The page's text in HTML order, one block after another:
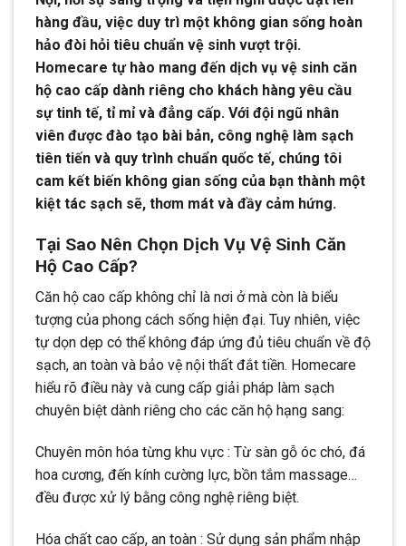
hàng đầu, việc duy trì một không gian sống hoàn
hảo đòi hỏi tiêu chuẩn vệ sinh vượt trội.
Homecare tự hào mang đến dịch vụ vệ sinh căn
hộ cao cấp dành riêng cho khách hàng yêu cầu
sự tinh tế, tỉ mỉ và đẳng cấp. Với đội ngũ nhân
viên được đào tạo bài bản, công nghệ làm sạch
tiên tiến và quy trình chuẩn quốc tế, chúng tôi
cam kết biến không gian sống của bạn thành một
kiệt tác sạch sẽ, thơm mát và đầy cảm hứng.
Tại Sao Nên Chọn Dịch Vụ Vệ Sinh Căn
Hộ Cao Cấp?
Căn hộ cao cấp không chỉ là nơi ở mà còn là biểu
tượng của phong cách sống hiện đại. Tuy nhiên, việc
tự dọn dẹp có thể không đáp ứng đủ tiêu chuẩn về độ
sạch, an toàn và bảo vệ nội thất đắt tiền. Homecare
hiểu rõ điều này và cung cấp giải pháp làm sạch
chuyên biệt dành riêng cho các căn hộ hạng sang:
Chuyên môn hóa từng khu vực : Từ sàn gỗ óc chó, đá
hoa cương, đến kính cường lực, bồn tắm massage…
đều được xử lý bằng công nghệ riêng biệt.
Hóa chất cao cấp, an toàn : Sử dụng sản phẩm nhập